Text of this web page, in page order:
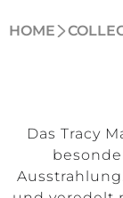
HOME
Das Tracy